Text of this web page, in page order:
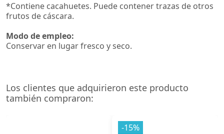
*Contiene cacahuetes. Puede contener trazas de otros
frutos de cáscara.
Modo de empleo:
Conservar en lugar fresco y seco.
Los clientes que adquirieron este producto
también compraron:
-15%